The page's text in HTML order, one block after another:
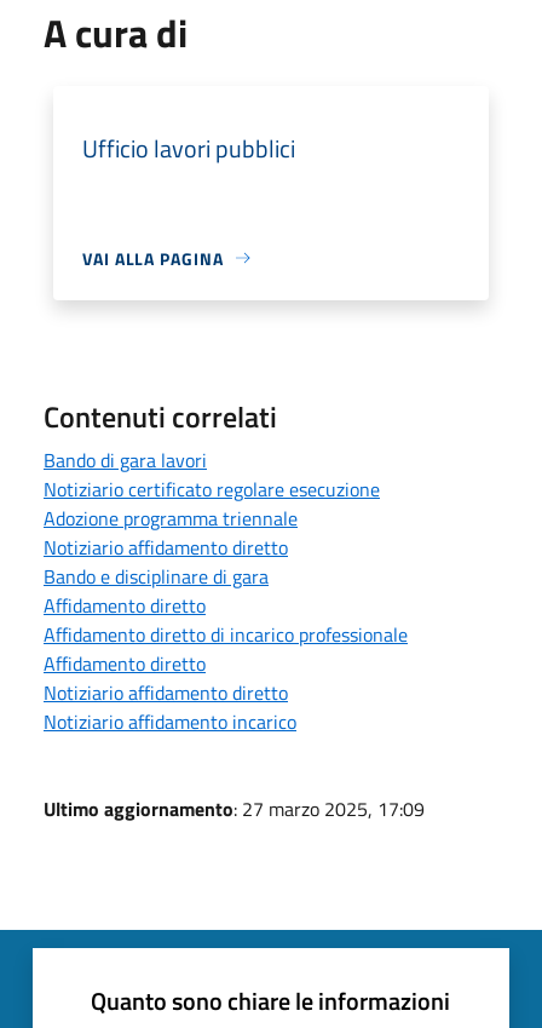
A cura di
Ufficio lavori pubblici
VAI ALLA PAGINA
Contenuti correlati
Bando di gara lavori
Notiziario certificato regolare esecuzione
Adozione programma triennale
Notiziario affidamento diretto
Bando e disciplinare di gara
Affidamento diretto
Affidamento diretto di incarico professionale
Affidamento diretto
Notiziario affidamento diretto
Notiziario affidamento incarico
Ultimo aggiornamento: 27 marzo 2025, 17:09
Quanto sono chiare le informazioni